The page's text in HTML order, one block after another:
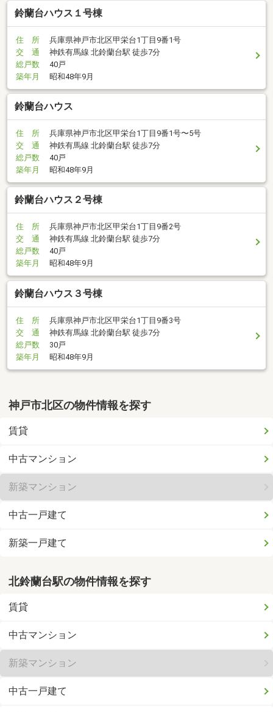
鈴蘭台ハウス１号棟
住 所
兵庫県神戸市北区甲栄台1丁目9番1号
交 通
神鉄有馬線 北鈴蘭台駅 徒歩7分
総戸数
40戸
築年月
昭和48年9月
鈴蘭台ハウス
住 所
兵庫県神戸市北区甲栄台1丁目9番1号〜5号
交 通
神鉄有馬線 北鈴蘭台駅 徒歩7分
総戸数
40戸
築年月
昭和48年9月
鈴蘭台ハウス２号棟
住 所
兵庫県神戸市北区甲栄台1丁目9番2号
交 通
神鉄有馬線 北鈴蘭台駅 徒歩7分
総戸数
40戸
築年月
昭和48年9月
鈴蘭台ハウス３号棟
住 所
兵庫県神戸市北区甲栄台1丁目9番3号
交 通
神鉄有馬線 北鈴蘭台駅 徒歩7分
総戸数
30戸
築年月
昭和48年9月
神戸市北区の物件情報を探す
賃貸
中古マンション
新築マンション
中古一戸建て
新築一戸建て
北鈴蘭台駅の物件情報を探す
賃貸
中古マンション
新築マンション
中古一戸建て